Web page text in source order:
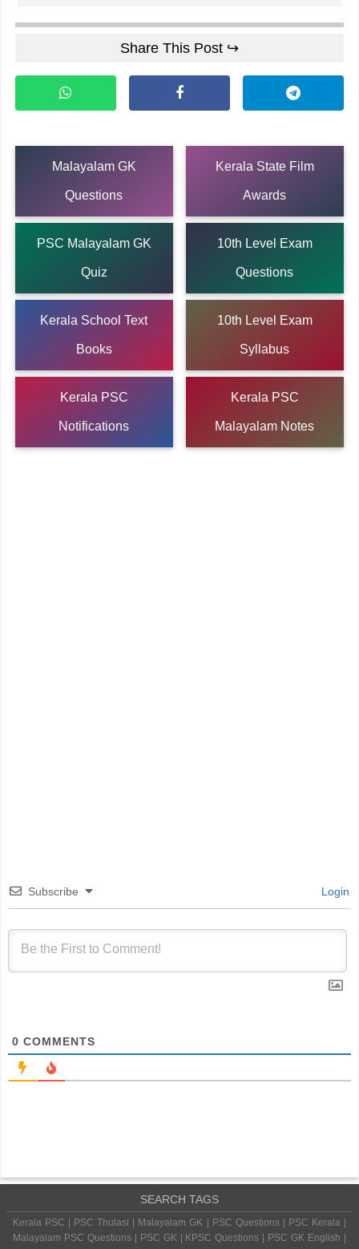
Share This Post ↪
Malayalam GK
Questions
Kerala State Film
Awards
PSC Malayalam GK
Quiz
10th Level Exam
Questions
Kerala School Text
Books
10th Level Exam
Syllabus
Kerala PSC
Notifications
Kerala PSC
Malayalam Notes
Subscribe Login
0 COMMENTS
SEARCH TAGS
Kerala PSC | PSC Thulasi | Malayalam GK | PSC Questions | PSC Kerala |
Malayalam PSC Questions | PSC GK | KPSC Questions | PSC GK English |